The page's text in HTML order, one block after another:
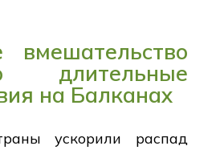
вмешательство
на Балканах
ускорили распад